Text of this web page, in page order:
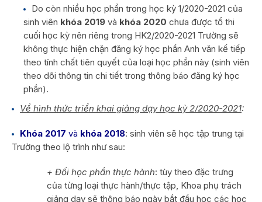
Do còn nhiều học phần trong học kỳ 1/2020-2021 của
sinh viên khóa 2019 và khóa 2020 chưa được tổ thi
cuối học kỳ nên riêng trong HK2/2020-2021 Trường sẽ
không thực hiện chặn đăng ký học phần Anh văn kế tiếp
theo tính chất tiên quyết của loại học phần này (sinh viên
theo dõi thông tin chi tiết trong thông báo đăng ký học
phần).
Về hình thức triển khai giảng dạy học kỳ 2/2020-2021:
Khóa 2017 và khóa 2018: sinh viên sẽ học tập trung tại
Trường theo lộ trình như sau:
+ Đối học phần thực hành: tùy theo đặc trưng
của từng loại thực hành/thực tập, Khoa phụ trách
giảng dạy sẽ thông báo ngày bắt đầu học các học